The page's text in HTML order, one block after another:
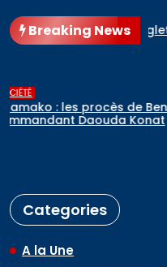
Breaking News
Argentine – Angleterre (2-
Hadj
de pèlerins
Categories
A la Une